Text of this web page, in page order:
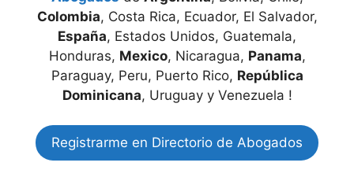
Colombia, Costa Rica, Ecuador, El Salvador,
España, Estados Unidos, Guatemala,
Honduras, Mexico, Nicaragua, Panama,
Paraguay, Peru, Puerto Rico, República
Dominicana, Uruguay y Venezuela !
Registrarme en Directorio de Abogados